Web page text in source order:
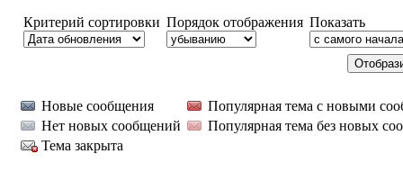
Критерий сортировки Порядок отображения Показать
Новые сообщения
Популярная тема с новыми
Нет новых сообщений
Популярная тема без новых
Тема закрыта